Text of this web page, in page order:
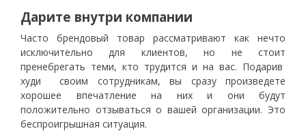
Дарите внутри компании
Часто брендовый товар рассматривают как нечто
исключительно для клиентов, но не стоит
пренебрегать теми, кто трудится и на вас. Подарив
худи своим сотрудникам, вы сразу произведете
хорошее впечатление на них и они будут
положительно отзываться о вашей организации. Это
беспроигрышная ситуация.